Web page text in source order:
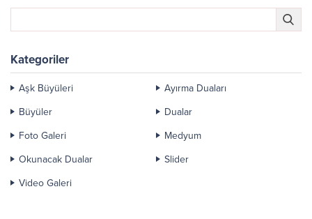
Kategoriler
Aşk Büyüleri
Ayırma Duaları
Büyüler
Dualar
Foto Galeri
Medyum
Okunacak Dualar
Slider
Video Galeri